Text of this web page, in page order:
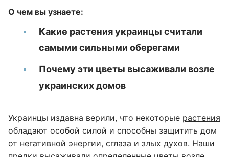
О чем вы узнаете:
Какие растения украинцы считали
самыми сильными оберегами
Почему эти цветы высаживали возле
украинских домов
Украинцы издавна верили, что некоторые растения
обладают особой силой и способны защитить дом
от негативной энергии, сглаза и злых духов. Наши